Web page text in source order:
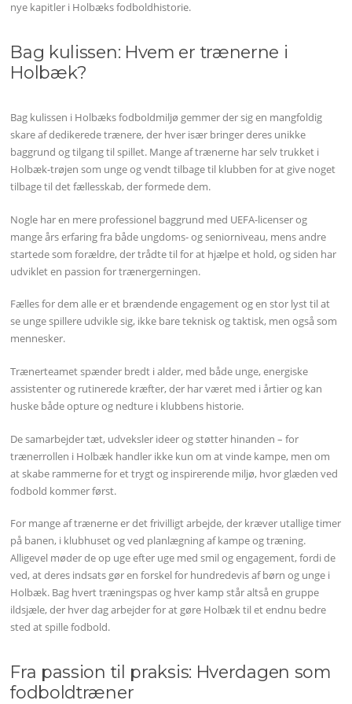
nye kapitler i Holbæks fodboldhistorie.
Bag kulissen: Hvem er trænerne i
Holbæk?
Bag kulissen i Holbæks fodboldmiljø gemmer der sig en mangfoldig
skare af dedikerede trænere, der hver især bringer deres unikke
baggrund og tilgang til spillet. Mange af trænerne har selv trukket i
Holbæk-trøjen som unge og vendt tilbage til klubben for at give noget
tilbage til det fællesskab, der formede dem.
Nogle har en mere professionel baggrund med UEFA-licenser og
mange års erfaring fra både ungdoms- og seniorniveau, mens andre
startede som forældre, der trådte til for at hjælpe et hold, og siden har
udviklet en passion for trænergerningen.
Fælles for dem alle er et brændende engagement og en stor lyst til at
se unge spillere udvikle sig, ikke bare teknisk og taktisk, men også som
mennesker.
Trænerteamet spænder bredt i alder, med både unge, energiske
assistenter og rutinerede kræfter, der har været med i årtier og kan
huske både opture og nedture i klubbens historie.
De samarbejder tæt, udveksler ideer og støtter hinanden – for
trænerrollen i Holbæk handler ikke kun om at vinde kampe, men om
at skabe rammerne for et trygt og inspirerende miljø, hvor glæden ved
fodbold kommer først.
For mange af trænerne er det frivilligt arbejde, der kræver utallige timer
på banen, i klubhuset og ved planlægning af kampe og træning.
Alligevel møder de op uge efter uge med smil og engagement, fordi de
ved, at deres indsats gør en forskel for hundredevis af børn og unge i
Holbæk. Bag hvert træningspas og hver kamp står altså en gruppe
ildsjæle, der hver dag arbejder for at gøre Holbæk til et endnu bedre
sted at spille fodbold.
Fra passion til praksis: Hverdagen som
fodboldtræner